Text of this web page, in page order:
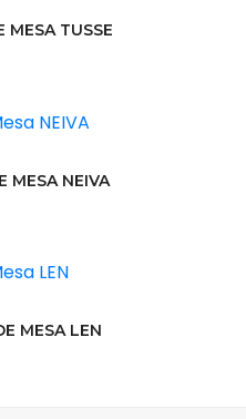
MESA TUSSE
MESA NEIVA
MESA LEN